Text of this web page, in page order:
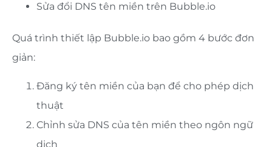
Sửa đổi DNS tên miền trên Bubble.io
Quá trình thiết lập Bubble.io bao gồm 4 bước đơn
giản:
Đăng ký tên miền của bạn để cho phép dịch
thuật
Chỉnh sửa DNS của tên miền theo ngôn ngữ
dịch